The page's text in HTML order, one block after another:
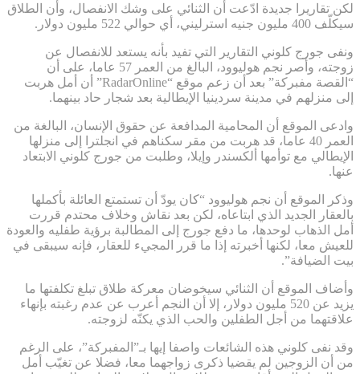
لكن تقاريرا جديدة ادّعت أن الثنائي على وشك الانفصال، وأن الطلاق
سيكلّف 400 مليون جنيه استرليني، أي حوالي 522 مليون دولار.
ونفى جورج كلوني التقارير التي تفيد بأنه يستعد للانفصال عن
زوجته، وأصر نجم هوليوود، البالغ من العمر 57 عاما، على أن
“القصة مفبركة” بعد أن زعم موقع “RadarOnline” أن أمل هربت
إلى منزلهم في مدينة سردينيا الإيطالية بعد شجار حاد بينهما.
وادعى الموقع أن المحامية المدافعة عن حقوق الإنسان، البالغة من
العمر 40 عاما، قد هربت من مقر سكناهم في انجلترا إلى منزلها
الإيطالي مع توأمها ألكسندر وإيلا، وطلبت من جورج كلوني الابتعاد
عنها.
وذكر الموقع أن نجم هوليوود “كان يودّ أن تستمتع العائلة بأكملها
بالعقار الجديد الذي ابتاعاه، لكن بعد نقاش وخلاف محتدم قررت
أمل الذهاب لوحدها، ما دفع جورج إلى المطالبة برؤية طفليه والعودة
للعيش معا، لكنها أخبرته إذا ما قرر المجيء للعقار، فإنه سيبقى في
بيت الضيافة”.
وأضاف الموقع أن الثنائي سيخوضان معركة طلاق تبلغ تكلفتها ما
يزيد عن 520 مليون دولار، إلا أن النجم أعرب عن عدم رغبته بإنهاء
علاقتهما من أجل الطفلين والحب الذي يكنّه لزوجته.
وقد نفى كلوني هذه الشائعات واصفا إيها بـ”المفبركة”، على الرغم
من أن الزوجين لم يقضيا ذكرى زواجهما معا، فضلا عن تغيّب أمل